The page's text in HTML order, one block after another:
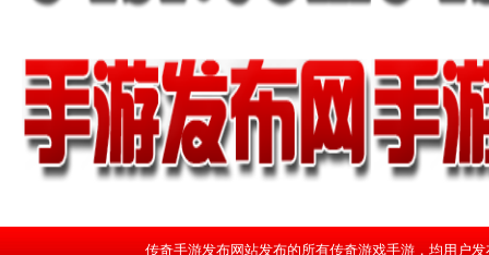
传奇手游发布网站发布的所有传奇游戏手游，均用户